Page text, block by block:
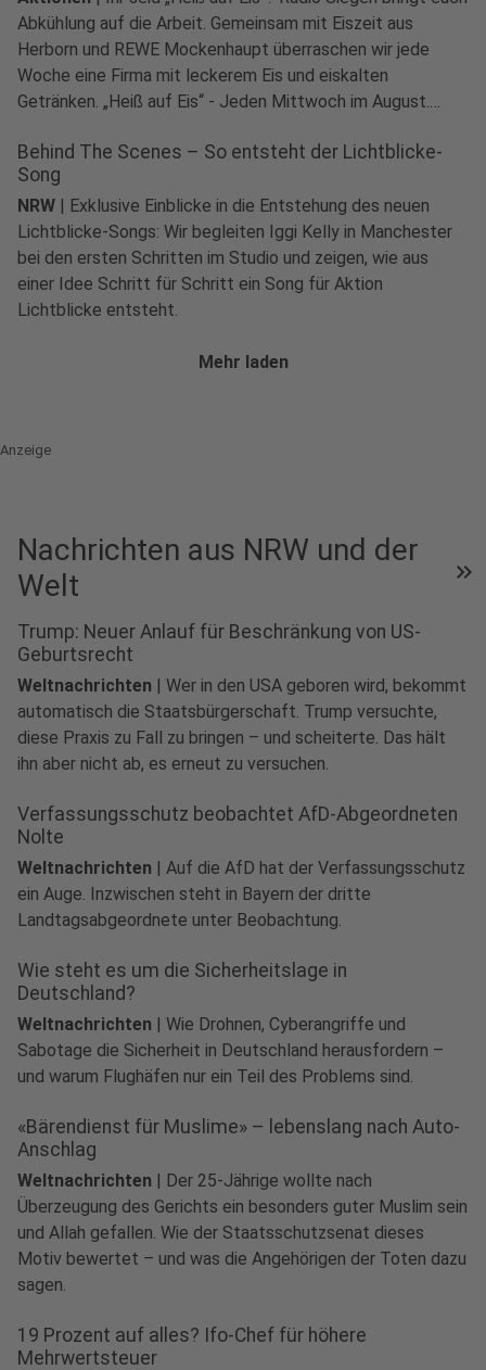
Abkühlung auf die Arbeit. Gemeinsam mit Eiszeit aus
Herborn und REWE Mockenhaupt überraschen wir jede
Woche eine Firma mit leckerem Eis und eiskalten
Getränken. „Heiß auf Eis“ - Jeden Mittwoch im August.
ihr eine Ladung Eis verdient?
play_circleAudio anhören
Behind The Scenes – So entsteht der Lichtblicke-
Song
NRW | Exklusive Einblicke in die Entstehung des neuen
Lichtblicke-Songs: Wir begleiten Iggi Kelly in Manchester
bei den ersten Schritten im Studio und zeigen, wie aus
einer Idee Schritt für Schritt ein Song für Aktion
Lichtblicke entsteht.
Mehr laden
Anzeige
Nachrichten aus NRW und der
Welt
keyboard_double_arrow_right
Trump: Neuer Anlauf für Beschränkung von US-
Geburtsrecht
Weltnachrichten | Wer in den USA geboren wird, bekommt
automatisch die Staatsbürgerschaft. Trump versuchte,
diese Praxis zu Fall zu bringen – und scheiterte. Das hält
ihn aber nicht ab, es erneut zu versuchen.
Verfassungsschutz beobachtet AfD-Abgeordneten
Nolte
Weltnachrichten | Auf die AfD hat der Verfassungsschutz
ein Auge. Inzwischen steht in Bayern der dritte
Landtagsabgeordnete unter Beobachtung.
Wie steht es um die Sicherheitslage in
Deutschland?
Weltnachrichten | Wie Drohnen, Cyberangriffe und
Sabotage die Sicherheit in Deutschland herausfordern –
und warum Flughäfen nur ein Teil des Problems sind.
«Bärendienst für Muslime» – lebenslang nach Auto-
Anschlag
Weltnachrichten | Der 25-Jährige wollte nach
Überzeugung des Gerichts ein besonders guter Muslim sein
und Allah gefallen. Wie der Staatsschutzsenat dieses
Motiv bewertet – und was die Angehörigen der Toten dazu
sagen.
19 Prozent auf alles? Ifo-Chef für höhere
Mehrwertsteuer